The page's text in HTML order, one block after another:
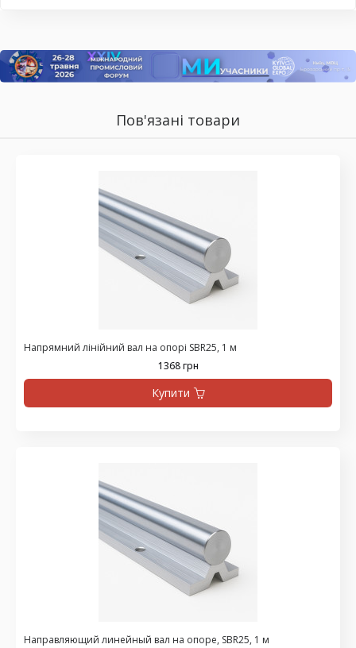
Пов'язані товари
Напрямний лінійний вал на опорі SBR25, 1 м
1368 грн
Купити
Направляющий линейный вал на опоре, SBR25, 1 м